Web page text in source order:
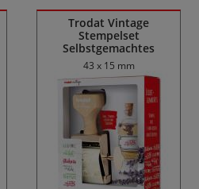
Trodat Vintage
Stempelset
Selbstgemachtes
43 x 15 mm